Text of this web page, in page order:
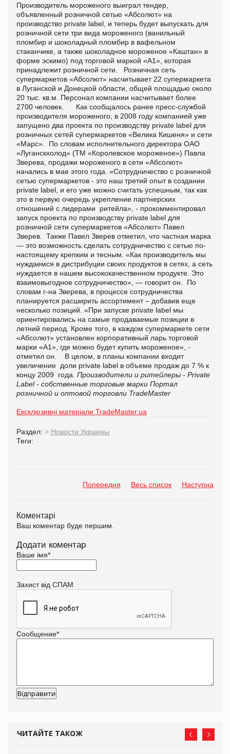
Производитель мороженого выиграл тендер,
объявленный розничной сетью «Абсолют» на
производство private label, и теперь будет выпускать для
розничной сети три вида мороженого (ванильный
пломбир и шоколадный пломбир в вафельном
стаканчике, а также шоколадное мороженое «Каштан» в
форме эскимо) под торговой маркой «А1», которая
принадлежит розничной сети. Розничная сеть
супермаркетов «Абсолют» насчитывает 22 супермаркета
в Луганской и Донецкой области, общей площадью около
20 тыс. кв.м. Персонал компании насчитывает более
2700 человек. Как сообщалось ранее пресс-службой
производителя мороженого, в 2008 году компанией уже
запущено два проекта по производству private label для
розничных сетей супермаркетов «Велика Кишеня» и сети
«Марс». По словам исполнительного директора ОАО
«Луганскхолод» (ТМ «Королевское мороженое») Павла
Зверева, продажи мороженого в сети «Абсолют»
начались в мае этого года. «Сотрудничество с розничной
сетью супермаркетов - это наш третий опыт в создании
private label, и его уже можно считать успешным, так как
это в первую очередь укрепление партнерских
отношений с лидерами ритейла», - прокомментировал
запуск проекта по производству private label для
розничной сети супермаркетов «Абсолют» Павел
Зверев. Также Павел Зверев отметил, что частная марка
— это возможность сделать сотрудничество с сетью по-
настоящему крепким и тесным. «Как производитель мы
нуждаемся в дистрибуции своих продуктов в сетях, а сеть
нуждается в нашем высококачественном продукте. Это
взаимовыгодное сотрудничество», — говорит он. По
словам г-на Зверева, в процессе сотрудничества
планируется расширить ассортимент – добавив еще
несколько позиций. «При запуске private label мы
ориентировались на самые продаваемые позиции в
летний период. Кроме того, в каждом супермаркете сети
«Абсолют» установлен корпоративный ларь торговой
марки «А1», где можно будет купить мороженое», -
отметил он. В целом, в планы компании входит
увеличение доли private label в объеме продаж до 7 % к
концу 2009 года. Производители и ритейлеры - Private
Label - собственные торговые марки Портал
розничной и оптовой торговли TradeMaster
Ексклюзивні матеріали TradeMaster.ua
Раздел: > Новости Украины
Теги:
Попередня Весь список Наступна
Коментарі
Ваш коментар буде першим.
Додати коментар
Ваше імя*
Захист від СПАМ
Сообщение*
ЧИТАЙТЕ ТАКОЖ